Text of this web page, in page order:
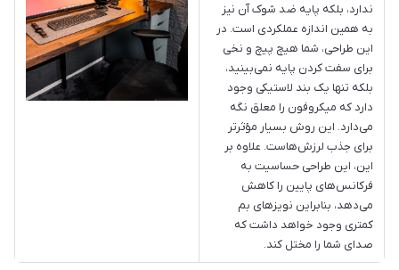
ندارد، بلکه پایه ضد شوک آن نیز
به همین اندازه عملکردی است. در
این طراحی، شما هیچ پیچ و نخی
برای سفت کردن پایه نمی‌بینید،
بلکه تنها یک بند لاستیکی وجود
دارد که میکروفون را معلق نگه
می‌دارد. این روش بسیار مؤثرتر
برای جذب لرزش‌هاست. علاوه بر
این، این طراحی حساسیت به
فرکانس‌های پایین را کاهش
می‌دهد، بنابراین نویزهای بم
کمتری وجود خواهد داشت که
صدای شما را مختل کند.